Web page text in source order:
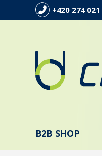
+420 274 021
B2B SHOP